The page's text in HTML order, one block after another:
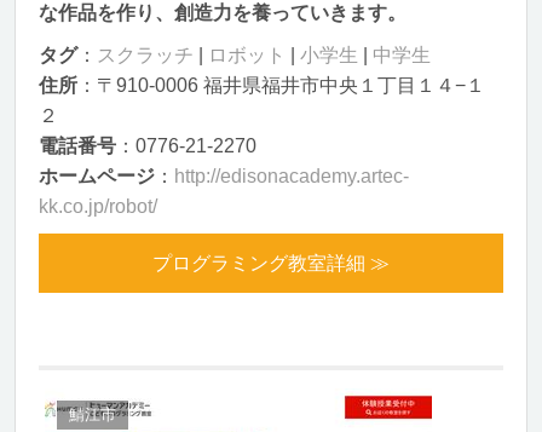
な作品を作り、創造力を養っていきます。
タグ： スクラッチ ロボット 小学生
中学生
住所 ：〒910-0006 福井県福井市中央１丁目１４−１
２
電話番号 ：0776-21-2270
ホームページ ： http://edisonacademy.artec-
kk.co.jp/robot/
プログラミング教室詳細 ≫
鯖江市